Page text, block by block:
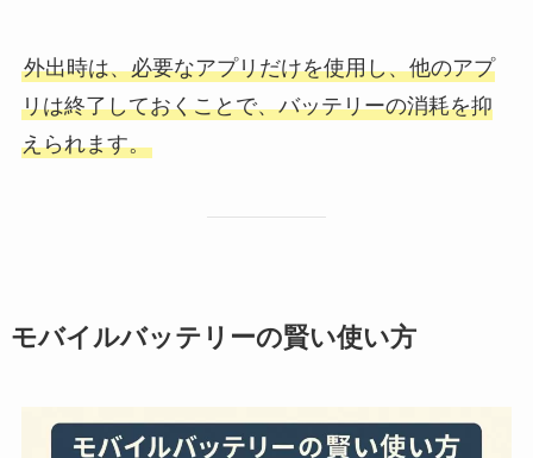
外出時は、必要なアプリだけを使用し、他のアプ
リは終了しておくことで、バッテリーの消耗を抑
えられます。
モバイルバッテリーの賢い使い方